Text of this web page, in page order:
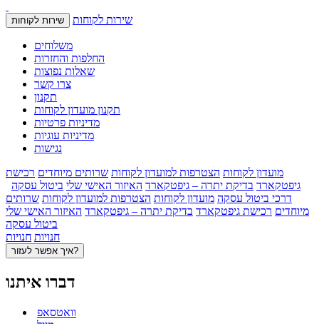
שירות לקוחות שירות לקוחות
משלוחים
החלפות והחזרות
שאלות נפוצות
צרו קשר
תקנון
תקנון מועדון לקוחות
מדיניות פרטיות
מדיניות עוגיות
נגישות
מועדון לקוחות הצטרפות למועדון לקוחות שרותים מיוחדים רכישת
גיפטקארד בדיקת יתרה – גיפטקארד האיזור האישי שלי ביטול עסקה
דרכי ביטול עסקה מועדון לקוחות הצטרפות למועדון לקוחות שרותים
מיוחדים רכישת גיפטקארד בדיקת יתרה – גיפטקארד האיזור האישי שלי
ביטול עסקה
חנויות חנויות
איך אפשר לעזור?
דברו איתנו
וואטסאפ